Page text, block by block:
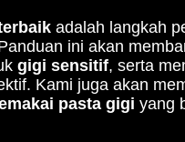
adalah langkah
ini akan
gigi sensitif, serta
Kami juga akan
pasta gigi yang